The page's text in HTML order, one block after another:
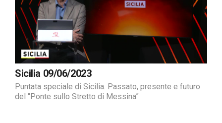
Sicilia 09/06/2023
Puntata speciale di Sicilia. Passato, presente e futuro
del “Ponte sullo Stretto di Messina”